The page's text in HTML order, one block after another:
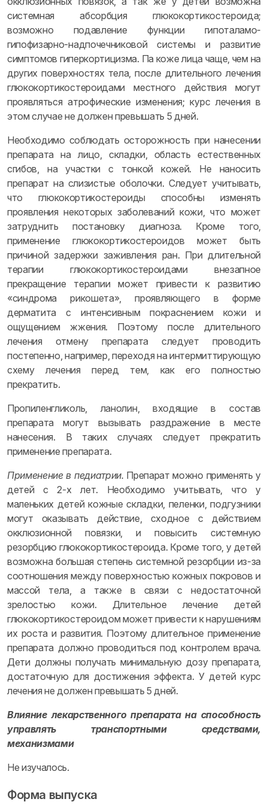
системная абсорбция глюкокортикостероида;
возможно подавление функции гипоталамо-
гипофизарно-надпочечниковой системы и развитие
симптомов гиперкортицизма. Па коже лица чаще, чем на
других поверхностях тела, после длительного лечения
глюкокортикостероидами местного действия могут
проявляться атрофические изменения; курс лечения в
этом случае не должен превышать 5 дней.
Необходимо соблюдать осторожность при нанесении
препарата на лицо, складки, область естественных
сгибов, на участки с тонкой кожей. Не наносить
препарат на слизистые оболочки. Следует учитывать,
что глюкокортикостероиды способны изменять
проявления некоторых заболеваний кожи, что может
затруднить постановку диагноза. Кроме того,
применение глюкокортикостероидов может быть
причиной задержки заживления ран. При длительной
терапии глюкокортикостероидами внезапное
прекращение терапии может привести к развитию
«синдрома рикошета», проявляющего в форме
дерматита с интенсивным покраснением кожи и
ощущением жжения. Поэтому после длительного
лечения отмену препарата следует проводить
постепенно, например, переходя на интермиттирующую
схему лечения перед тем, как его полностью
прекратить.
Пропиленгликоль, ланолин, входящие в состав
препарата могут вызывать раздражение в месте
нанесения. В таких случаях следует прекратить
применение препарата.
Применение в педиатрии. Препарат можно применять у
детей с 2-х лет. Необходимо учитывать, что у
маленьких детей кожные складки, пеленки, подгузники
могут оказывать действие, сходное с действием
окклюзионной повязки, и повысить системную
резорбцию глюкокортикостероида. Кроме того, у детей
возможна большая степень системной резорбции из-за
соотношения между поверхностью кожных покровов и
массой тела, а также в связи с недостаточной
зрелостью кожи. Длительное лечение детей
глюкокортикостероидом может привести к нарушениям
их роста и развития. Поэтому длительное применение
препарата должно проводиться под контролем врача.
Дети должны получать минимальную дозу препарата,
достаточную для достижения эффекта. У детей курс
лечения не должен превышать 5 дней.
Влияние лекарственного препарата на способность
управлять транспортными средствами,
механизмами
Не изучалось.
Форма выпуска